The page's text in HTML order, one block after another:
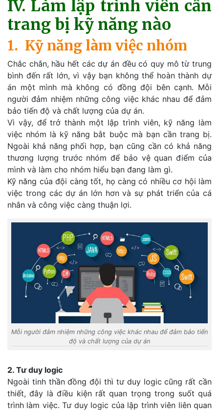
IV. Làm lập trình viên cần
trang bị kỹ năng nào
1. Kỹ năng làm việc nhóm
Chắc chắn, hầu hết các dự án đều có quy mô từ trung
bình đến rất lớn, vì vậy bạn không thể hoàn thành dự
án một mình mà không có đồng đội bên cạnh. Mỗi
người đảm nhiệm những công việc khác nhau để đảm
bảo tiến độ và chất lượng của dự án.
Vì vậy, để trở thành một lập trình viên, kỹ năng làm
việc nhóm là kỹ năng bắt buộc mà bạn cần trang bị.
Ngoài khả năng phối hợp, bạn cũng cần có khả năng
thương lượng trước nhóm để bảo vệ quan điểm của
mình và làm cho nhóm hiểu bạn đang làm gì.
Kỹ năng của đội càng tốt, họ càng có nhiều cơ hội làm
việc trong các dự án lớn hơn và sự phát triển của cá
nhân và công việc càng thuận lợi.
Mỗi người đảm nhiệm những công việc khác nhau để đảm bảo tiến
độ và chất lượng của dự án
2. Tư duy logic
Ngoài tinh thần đồng đội thì tư duy logic cũng rất cần
thiết, đây là điều kiện rất quan trọng trong suốt quá
trình làm việc. Tư duy logic của lập trình viên liên quan